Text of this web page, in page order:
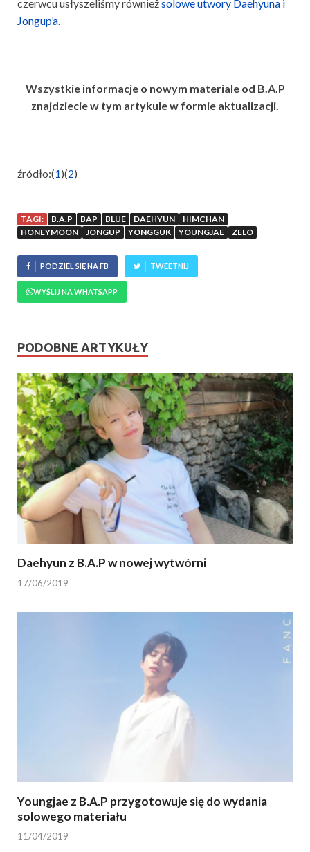
czerwcu usłyszeliśmy równieżsolowe utwory Daehyuna i
Jongup’a.
Wszystkie informacje o nowym materiale od B.A.P
znajdziecie w tym artykule w formie aktualizacji.
źródło:(1)(2)
TAGI: B.A.P BAP BLUE DAEHYUN
HIMCHAN
HONEYMOON
JONGUP YONGGUK YOUNGJAE ZELO
PODZIEL SIĘ NA FB TWEETNIJ
WYŚLIJ NA WHATSAPP
PODOBNE ARTYKUŁY
Daehyun z B.A.P w nowej wytwórni
17/06/2019
Youngjae z B.A.P przygotowuje się do wydania
solowego materiału
11/04/2019